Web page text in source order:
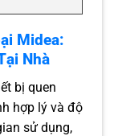
Midea:
Nhà
bị quen
hợp lý và độ
sử dụng,